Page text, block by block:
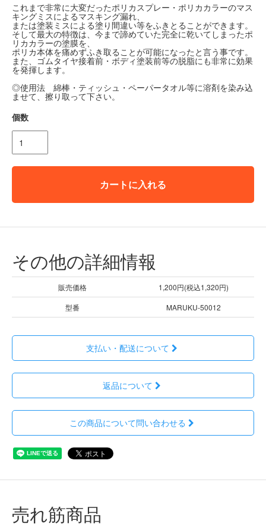
これまで非常に大変だったポリカスプレー・ポリカカラーのマス
キングミスによるマスキング漏れ、
または塗装ミスによる塗り間違い等をふきとることができます。
そして最大の特徴は、今まで諦めていた完全に乾いてしまったポ
リカカラーの塗膜を、
ポリカ本体を痛めずふき取ることが可能になったと言う事です。
また、ゴムタイヤ接着前・ボディ塗装前等の脱脂にも非常に効果
を発揮します。
◎使用法 綿棒・ティッシュ・ペーパータオル等に溶剤を染み込
ませて、擦り取って下さい。
個数
カートに入れる
その他の詳細情報
販売価格
1,200円(税込1,320円)
型番
MARUKU-50012
支払い・配送について
返品について
この商品について問い合わせる
売れ筋商品